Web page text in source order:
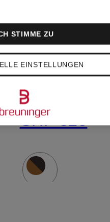
CHF
CHF 620
EINSTELLUNGEN
STIMME ZU